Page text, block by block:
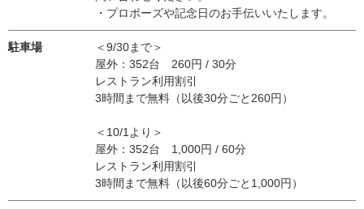
・プロポーズや記念日のお手伝いいたします。
駐車場
＜9/30まで＞
屋外：352台 260円 / 30分
レストラン利用割引
3時間まで無料（以後30分ごと260円）
＜10/1より＞
屋外：352台 1,000円 / 60分
レストラン利用割引
3時間まで無料（以後60分ごと1,000円）